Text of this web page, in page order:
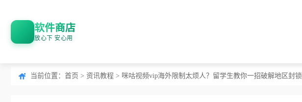
软件商店
放心下 安心用
当前位置： 首页 > 资讯教程 > 咪咕视频vip海外限制太烦人？留学生教你一招破解地区封锁